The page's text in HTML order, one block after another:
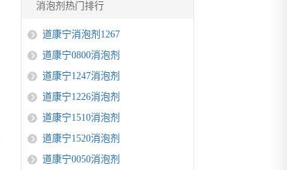
消泡剂热门排行
道康宁消泡剂1267
道康宁0800消泡剂
道康宁1247消泡剂
道康宁1226消泡剂
道康宁1510消泡剂
道康宁1520消泡剂
道康宁0050消泡剂